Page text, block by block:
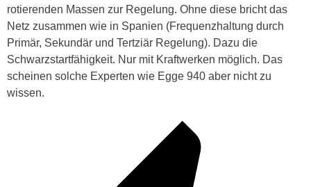
rotierenden Massen zur Regelung. Ohne diese bricht das
Netz zusammen wie in Spanien (Frequenzhaltung durch
Primär, Sekundär und Tertziär Regelung). Dazu die
Schwarzstartfähigkeit. Nur mit Kraftwerken möglich. Das
scheinen solche Experten wie Egge 940 aber nicht zu
wissen.